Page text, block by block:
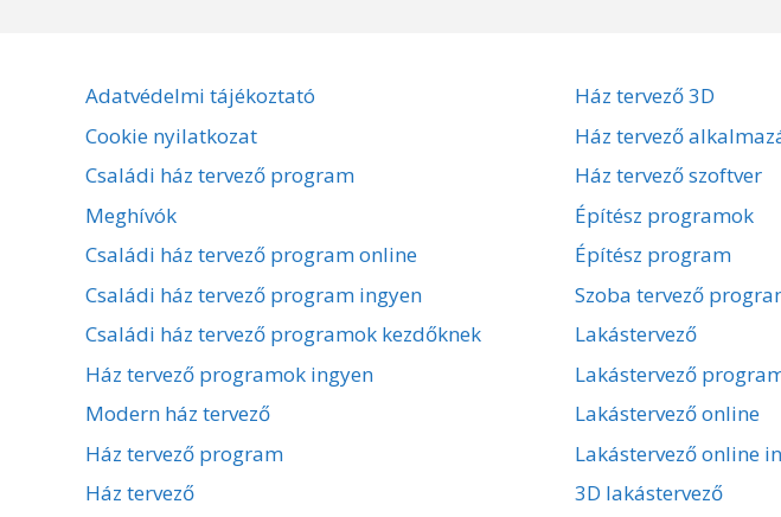
Adatvédelmi tájékoztató
Cookie nyilatkozat
Családi ház tervező program
Meghívók
Családi ház tervező program online
Családi ház tervező program ingyen
Családi ház tervező programok kezdőknek
Ház tervező programok ingyen
Modern ház tervező
Ház tervező program
Ház tervező
Ház tervező 3D
Ház tervező
Ház tervező szoftver
Építész programok
Építész program
Szoba tervező
Lakástervező
Lakástervező
Lakástervező online
Lakástervező online
3D lakástervező